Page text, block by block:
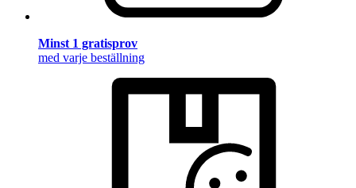
Minst 1 gratisprov
med varje beställning